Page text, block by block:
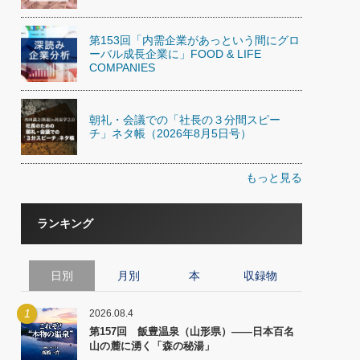
第153回「内需企業があっという間にグロ
ーバル成長企業に」FOOD & LIFE
COMPANIES
朝礼・会議での「社長の３分間スピー
チ」ネタ帳（2026年8月5日号）
もっと見る
ランキング
日別 月別 本 収録物
1 2026.08.4
第157回 飯豊温泉（山形県）――日本百名
山の麓に湧く「森の秘湯」